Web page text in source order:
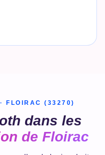
FLOIRAC (33270)
dans les
de Floirac